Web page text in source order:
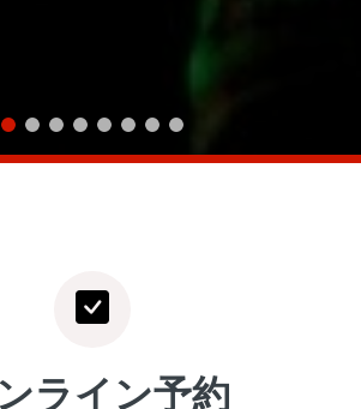
ライン予約